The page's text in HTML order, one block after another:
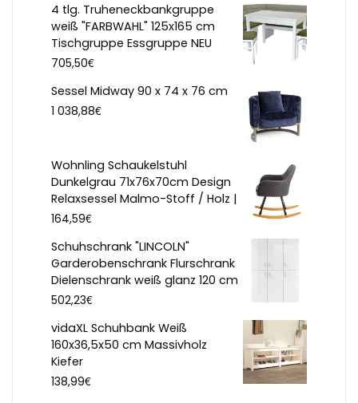
4 tlg. Truheneckbankgruppe
weiß "FARBWAHL" 125x165 cm
Tischgruppe Essgruppe NEU
705,50€
Sessel Midway 90 x 74 x 76 cm
1 038,88€
Wohnling Schaukelstuhl
Dunkelgrau 71x76x70cm Design
Relaxsessel Malmo-Stoff / Holz |
164,59€
Schuhschrank "LINCOLN"
Garderobenschrank Flurschrank
Dielenschrank weiß glanz 120 cm
502,23€
vidaXL Schuhbank Weiß
160x36,5x50 cm Massivholz
Kiefer
138,99€